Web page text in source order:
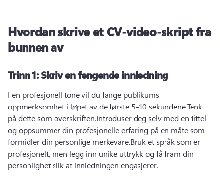
Hvordan skrive et CV-video-skript fra
bunnen av
Trinn 1: Skriv en fengende innledning
I en profesjonell tone vil du fange publikums
oppmerksomhet i løpet av de første 5–10 sekundene.Tenk
på dette som overskriften.Introduser deg selv med en tittel
og oppsummer din profesjonelle erfaring på en måte som
formidler din personlige merkevare.Bruk et språk som er
profesjonelt, men legg inn unike uttrykk og få fram din
personlighet slik at innledningen engasjerer.